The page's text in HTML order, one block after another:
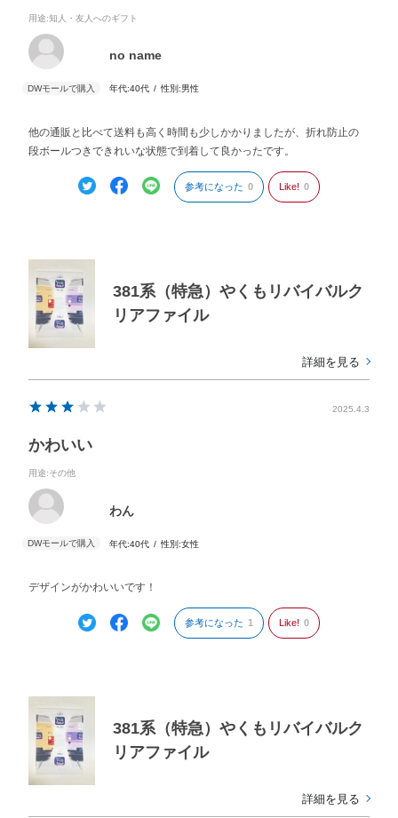
用途:知人・友人へのギフト
no name
年代:40代 性別:男性
他の通販と比べて送料も高く時間も少しかかりましたが、折れ防止の
段ボールつきできれいな状態で到着して良かったです。
参考になった 0 Like! 0
381系（特急）やくもリバイバルク
リアファイル
詳細を見る
2025.4.3
かわいい
用途:その他
わん
年代:40代 性別:女性
デザインがかわいいです！
参考になった 1 Like! 0
381系（特急）やくもリバイバルク
リアファイル
詳細を見る